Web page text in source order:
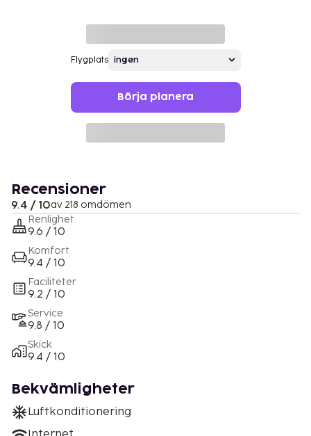
Flygplats
Börja planera
Recensioner
9.4 / 10av 218 omdömen
Renlighet
9.6 / 10
Komfort
9.4 / 10
Faciliteter
9.2 / 10
Service
9.8 / 10
Skick
9.4 / 10
Bekvämligheter
Luftkonditionering